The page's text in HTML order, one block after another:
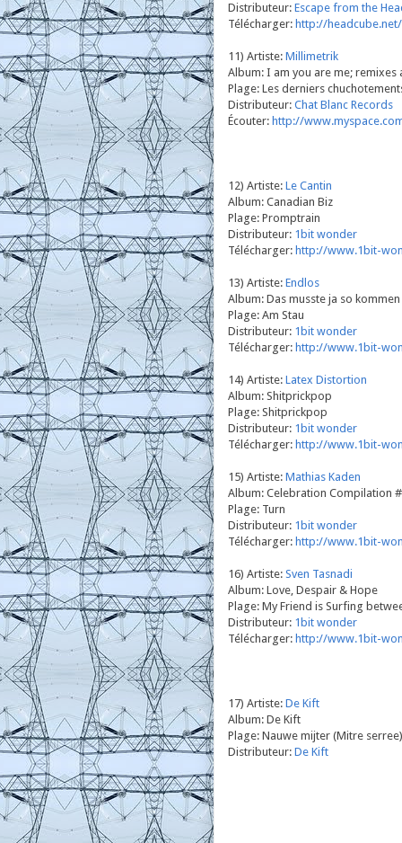
Distributeur: Escape from the
Télécharger: http://
11) Artiste: Millimetrik
Album: I am you are me; remixes
Plage: Les derniers
Distributeur: Chat Blanc Records
Écouter: http://
12) Artiste: Le Cantin
Album: Canadian Biz
Plage: Promptrain
Distributeur: 1bit wonder
Télécharger: http://www.1bit-
13) Artiste: Endlos
Album: Das musste ja so kommen
Plage: Am Stau
Distributeur: 1bit wonder
Télécharger: http://www.1bit-
14) Artiste: Latex Distortion
Album: Shitprickpop
Plage: Shitprickpop
Distributeur: 1bit wonder
Télécharger: http://www.1bit-
15) Artiste: Mathias Kaden
Album: Celebration Compilation
Plage: Turn
Distributeur: 1bit wonder
Télécharger: http://www.1bit-
16) Artiste: Sven Tasnadi
Album: Love, Despair & Hope
Plage: My Friend is Surfing
Distributeur: 1bit wonder
Télécharger: http://www.1bit-
17) Artiste: De Kift
Album: De Kift
Plage: Nauwe mijter (Mitre serree)
Distributeur: De Kift